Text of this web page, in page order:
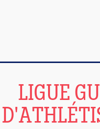
LIGUE